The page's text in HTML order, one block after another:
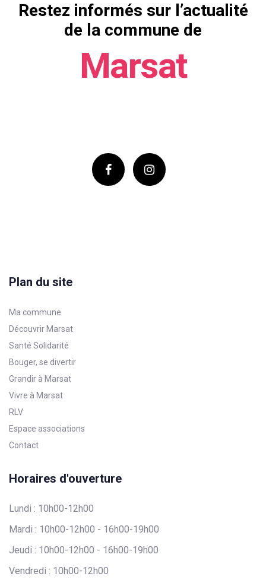
Restez informés sur l’actualité
de la commune de
Marsat
Plan du site
Ma commune
Découvrir Marsat
Santé Solidarité
Bouger, se divertir
Grandir à Marsat
Vivre à Marsat
RLV
Espace associations
Contact
Horaires d'ouverture
Lundi : 10h00-12h00
Mardi : 10h00-12h00 - 16h00-19h00
Jeudi : 10h00-12h00 - 16h00-19h00
Vendredi : 10h00-12h00